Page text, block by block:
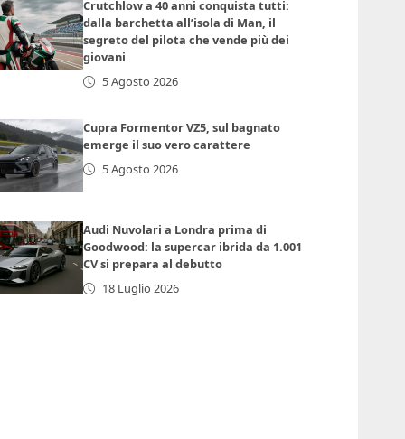
Crutchlow a 40 anni conquista tutti:
dalla barchetta all’isola di Man, il
segreto del pilota che vende più dei
giovani
5 Agosto 2026
Cupra Formentor VZ5, sul bagnato
emerge il suo vero carattere
5 Agosto 2026
Audi Nuvolari a Londra prima di
Goodwood: la supercar ibrida da 1.001
CV si prepara al debutto
18 Luglio 2026